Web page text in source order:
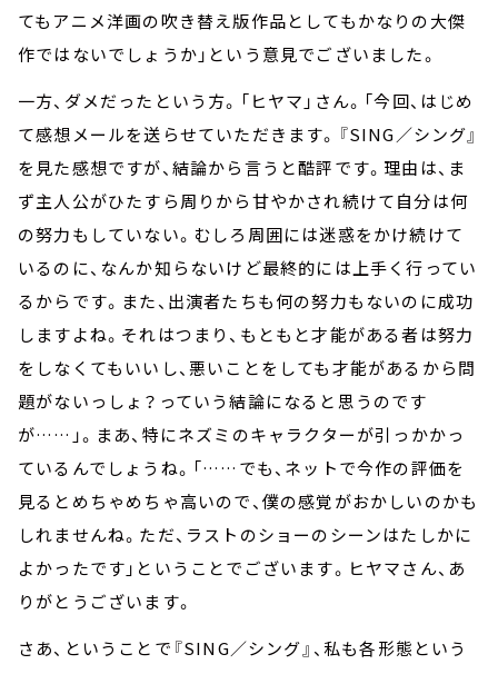
てもアニメ洋画の吹き替え版作品としてもかなりの大傑
作ではないでしょうか」という意見でございました。
一方、ダメだったという方。「ヒヤマ」さん。「今回、はじめ
て感想メールを送らせていただきます。『SING／シング』
を見た感想ですが、結論から言うと酷評です。理由は、ま
ず主人公がひたすら周りから甘やかされ続けて自分は何
の努力もしていない。むしろ周囲には迷惑をかけ続けて
いるのに、なんか知らないけど最終的には上手く行ってい
るからです。また、出演者たちも何の努力もないのに成功
しますよね。それはつまり、もともと才能がある者は努力
をしなくてもいいし、悪いことをしても才能があるから問
題がないっしょ？っていう結論になると思うのです
が……」。まあ、特にネズミのキャラクターが引っかかっ
ているんでしょうね。「……でも、ネットで今作の評価を
見るとめちゃめちゃ高いので、僕の感覚がおかしいのかも
しれませんね。ただ、ラストのショーのシーンはたしかに
よかったです」ということでございます。ヒヤマさん、あ
りがとうございます。
さあ、ということで『SING／シング』、私も各形態という